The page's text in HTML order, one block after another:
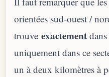
orientées sud-ouest /
trouve exactement
uniquement dans ce
un à deux kilomètres à